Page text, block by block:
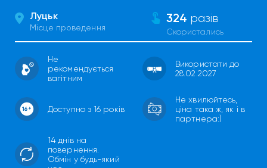
Луцьк
Місце проведення
324 разів
Скористались
Не
рекомендується
вагітним
Використати до
28.02.2027
Доступно з 16 років
Не хвилюйтесь,
ціна така ж, як і в
партнера:)
14 днів на
повернення.
Обмін у будь-який